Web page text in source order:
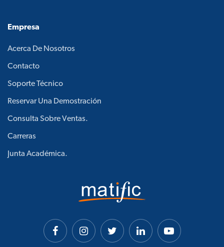
Empresa
Acerca De Nosotros
Contacto
Soporte Técnico
Reservar Una Demostración
Consulta Sobre Ventas.
Carreras
Junta Académica.